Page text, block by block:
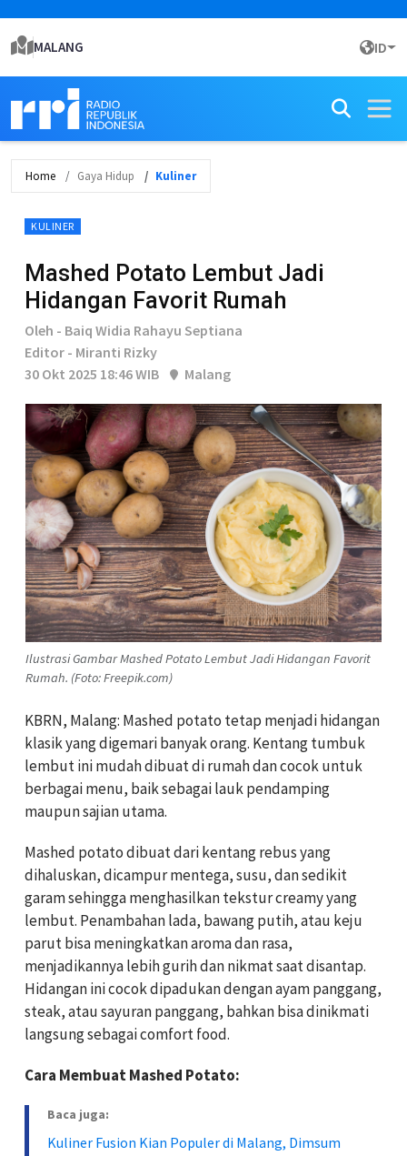
MALANG ID
Home Gaya Hidup Kuliner
KULINER
Mashed Potato Lembut Jadi
Hidangan Favorit Rumah
Oleh - Baiq Widia Rahayu Septiana
Editor - Miranti Rizky
30 Okt 2025 18:46 WIB
Malang
Ilustrasi Gambar Mashed Potato Lembut Jadi Hidangan Favorit
Rumah. (Foto: Freepik.com)
KBRN, Malang: Mashed potato tetap menjadi hidangan
klasik yang digemari banyak orang. Kentang tumbuk
lembut ini mudah dibuat di rumah dan cocok untuk
berbagai menu, baik sebagai lauk pendamping
maupun sajian utama.
Mashed potato dibuat dari kentang rebus yang
dihaluskan, dicampur mentega, susu, dan sedikit
garam sehingga menghasilkan tekstur creamy yang
lembut. Penambahan lada, bawang putih, atau keju
parut bisa meningkatkan aroma dan rasa,
menjadikannya lebih gurih dan nikmat saat disantap.
Hidangan ini cocok dipadukan dengan ayam panggang,
steak, atau sayuran panggang, bahkan bisa dinikmati
langsung sebagai comfort food.
Cara Membuat Mashed Potato:
Baca juga:
Kuliner Fusion Kian Populer di Malang, Dimsum